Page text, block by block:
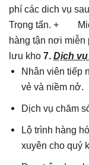
phí các dich vụ
Trọng tấn. +
hàng tận nơi
lưu kho 7. Dịch
Nhân viên tiếp
vẻ và niềm nở.
Dịch vụ chăm
Lộ trình hàng
xuyên cho quý